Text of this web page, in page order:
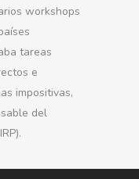
workshops
tareas
e
impositivas,
del